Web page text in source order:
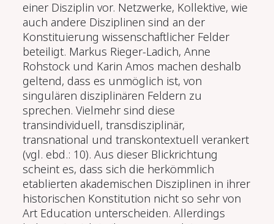
einer Disziplin vor. Netzwerke, Kollektive, wie
auch andere Disziplinen sind an der
Konstituierung wissenschaftlicher Felder
beteiligt. Markus Rieger-Ladich, Anne
Rohstock und Karin Amos machen deshalb
geltend, dass es unmöglich ist, von
singulären disziplinären Feldern zu
sprechen. Vielmehr sind diese
transindividuell, transdisziplinär,
transnational und transkontextuell verankert
(vgl. ebd.: 10). Aus dieser Blickrichtung
scheint es, dass sich die herkömmlich
etablierten akademischen Disziplinen in ihrer
historischen Konstitution nicht so sehr von
Art Education unterscheiden. Allerdings